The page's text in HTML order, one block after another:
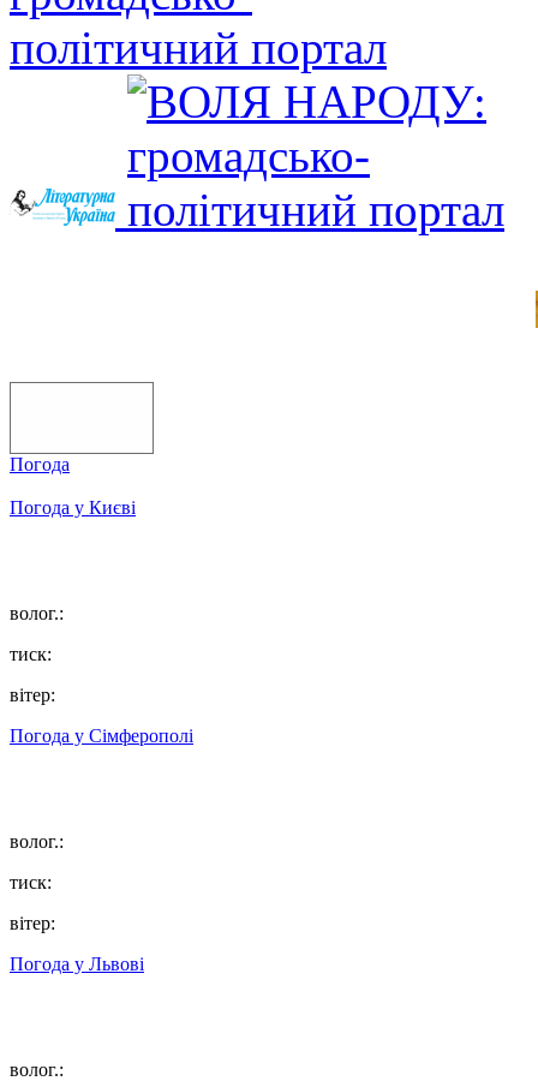
Погода
Погода у Києві
волог.:
тиск:
вітер:
Погода у Сімферополі
волог.:
тиск:
вітер:
Погода у Львові
волог.: